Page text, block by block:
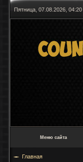
Пятница, 07.08.2026, 04:20
Меню сайта
Главная